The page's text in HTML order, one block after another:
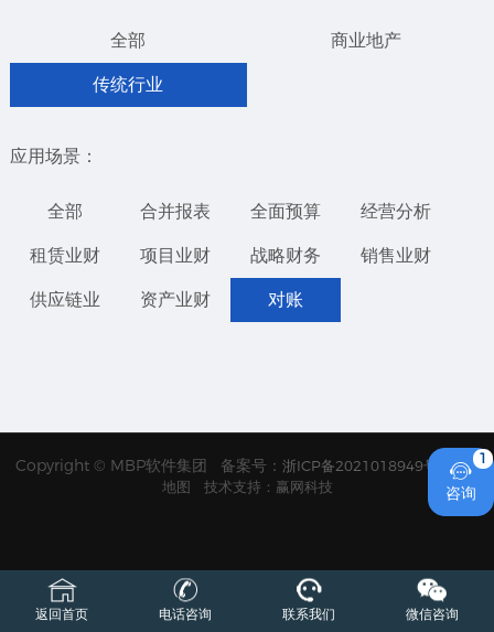
全部 商业地产
传统行业
应用场景：
全部 合并报表 全面预算 经营分析
租赁业财 项目业财 战略财务 销售业财
供应链业 资产业财 对账
Copyright © MBP软件集团 备案号： 浙ICP备2021018949号
网站
地图
技术支持：赢网科技
1

咨询
返回首页 电话咨询 联系我们 微信咨询